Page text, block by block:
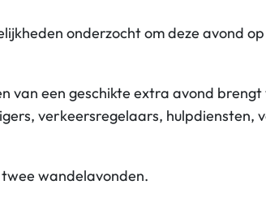
onderzocht om deze avond
van een geschikte extra avond
verkeersregelaars, hulpdiensten,
wandelavonden.